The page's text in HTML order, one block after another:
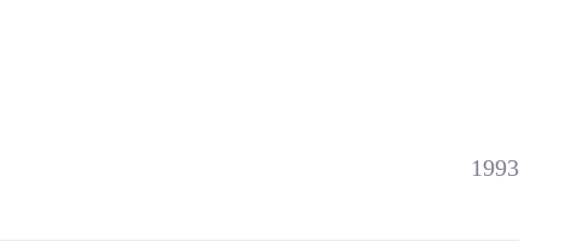
1993